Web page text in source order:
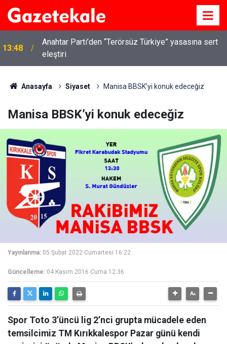
13:48
Anahtar Parti’den “Terörsüz Türkiye” yasasına sert
eleştiri
Anasayfa Siyaset Manisa BBSK’yi konuk edeceğiz
Manisa BBSK’yi konuk edeceğiz
Yayınlanma: 05 Şubat 2022 Cumartesi 16:22
Güncelleme: 04 Kasım 2016 Cuma 12:36
Spor Toto 3’üncü lig 2’nci grupta mücadele eden
temsilcimiz TM Kırıkkalespor Pazar günü kendi